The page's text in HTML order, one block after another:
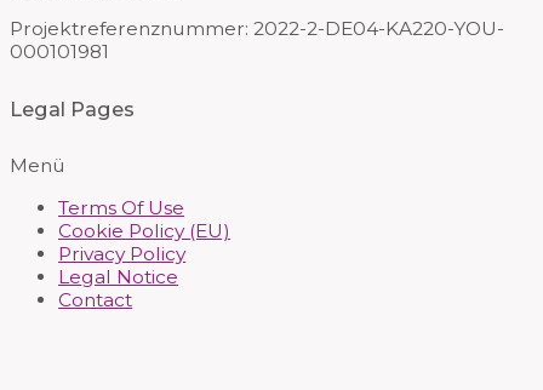
Projektreferenznummer: 2022-2-DE04-KA220-YOU-
000101981
Legal Pages
Menü
Terms Of Use
Cookie Policy (EU)
Privacy Policy
Legal Notice
Contact